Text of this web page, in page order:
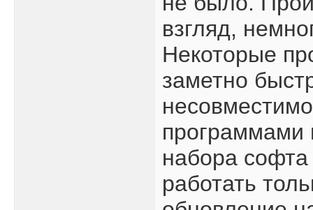
взгляд,
Некоторые
заметно
программами
набора софта
работать